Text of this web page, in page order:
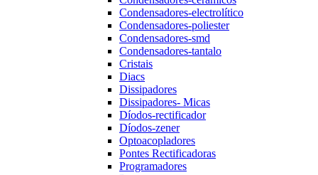
Condensadores-electrolítico
Condensadores-poliester
Condensadores-smd
Condensadores-tantalo
Cristais
Diacs
Dissipadores
Dissipadores- Micas
Díodos-rectificador
Díodos-zener
Optoacopladores
Pontes Rectificadoras
Programadores